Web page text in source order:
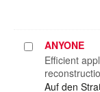
Projekt
auswählen
ANYONE
Efficient
Auf den